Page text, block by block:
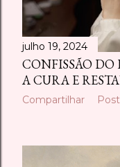
julho 19, 2024
CONFISSÃO
A CURA E
Compartilhar